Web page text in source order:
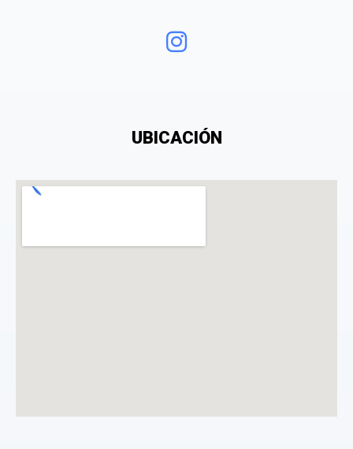
Consiento el tratamiento de mis datos personales
con el fin de añadir una opinión sobre un
UBICACIÓN